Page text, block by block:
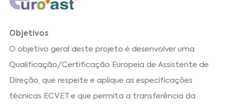
Objetivos
O objetivo geral deste projeto é desenvolver uma
Qualificação/Certificação Europeia de Assistente de
Direção, que respeite e aplique as especificações
técnicas ECVET e que permita a transferência da